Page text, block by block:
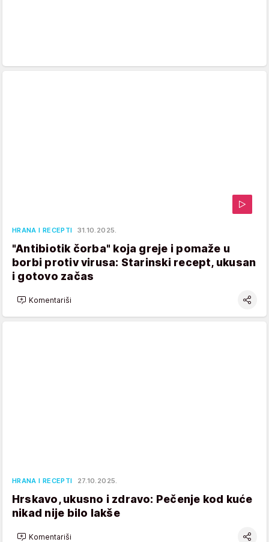
HRANA I RECEPTI 31.10.2025.
"Antibiotik čorba" koja greje i pomaže u
borbi protiv virusa: Starinski recept, ukusan
i gotovo začas
Komentariši
HRANA I RECEPTI 27.10.2025.
Hrskavo, ukusno i zdravo: Pečenje kod kuće
nikad nije bilo lakše
Komentariši